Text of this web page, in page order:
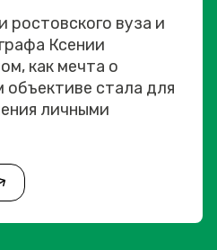
ростовского вуза и
Ксении
как мечта о
стала для
личными